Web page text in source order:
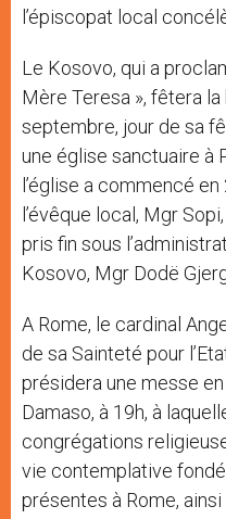
l’épiscopat local
Le Kosovo, qui a
Mère Teresa », fêtera
septembre, jour de sa
une église sanctuaire à
l’église a commencé
l’évêque local, Mgr
pris fin sous
Kosovo, Mgr Dodë
A Rome, le cardinal
de sa Sainteté pour
présidera une messe
Damaso, à 19h, à
congrégations
vie contemplative
présentes à Rome,